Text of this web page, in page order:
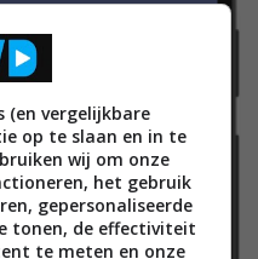
(en vergelijkbare
op te slaan en in te
wij om onze
het gebruik
gepersonaliseerde
tonen, de effectiviteit
te meten en onze